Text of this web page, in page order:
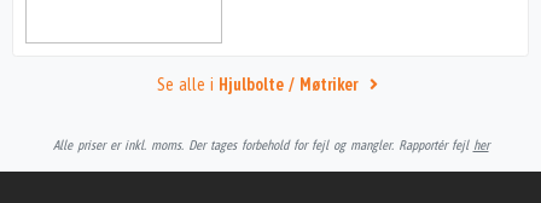
Se alle i Hjulbolte / Møtriker
Alle priser er inkl. moms. Der tages forbehold for fejl og mangler. Rapportér fejl her